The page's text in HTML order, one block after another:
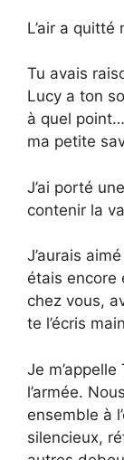
L’air a quitté
Tu avais
Lucy a ton
à quel
ma petite
J’ai porté
contenir la
J’aurais
étais encore
chez vous,
te l’écris
Je
l’armée.
ensemble à
silencieux,